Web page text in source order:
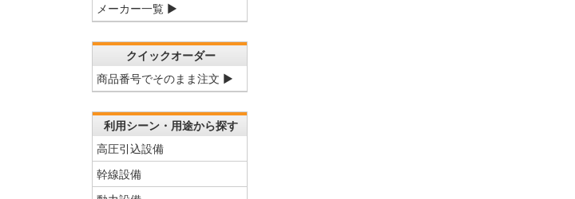
メーカー一覧 ▶
クイックオーダー
商品番号でそのまま注文 ▶
利用シーン・用途から探す
高圧引込設備
幹線設備